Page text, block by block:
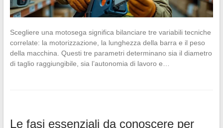
Scegliere una motosega significa bilanciare tre variabili tecniche
correlate: la motorizzazione, la lunghezza della barra e il peso
della macchina. Questi tre parametri determinano sia il diametro
di taglio raggiungibile, sia l’autonomia di lavoro e…
Le fasi essenziali da conoscere per